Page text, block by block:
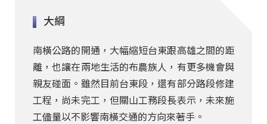
大綱
南橫公路的開通，大幅縮短台東跟高雄之間的距
離，也讓在兩地生活的布農族人，有更多機會與
親友碰面。雖然目前台東段，還有部分路段修建
工程，尚未完工，但關山工務段長表示，未來施
工儘量以不影響南橫交通的方向來著手。